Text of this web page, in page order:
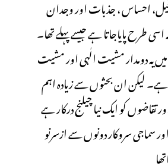
احساس ، جذبات اور وجدان
طرح پایاجاتا ہے جیسے پہلے تھا۔
میں یہ دومدار مشیت الٰہی اور مشیت
لیکن ان بحثوں سے زیادہ اہم
کو ایک نیا چیلنج درکار ہے
سماجی سروکار دونوں سے ازسرنو